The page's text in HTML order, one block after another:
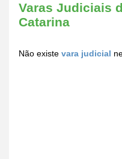
Varas Judiciais
Catarina
Não existe vara judicial